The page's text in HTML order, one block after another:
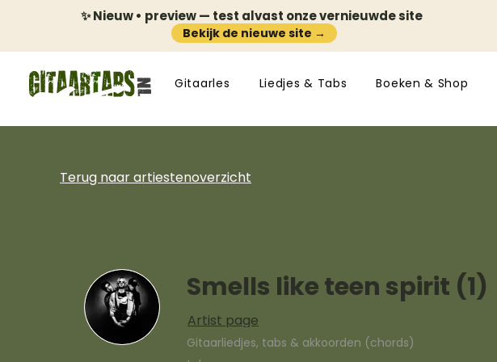
✨ Nieuw • preview — test alvast onze vernieuwde site
Bekijk de nieuwe site →
Gitaarles Liedjes & Tabs Boeken & Shop
Terug naar artiestenoverzicht
Smells like teen spirit (1)
Artist page
Gitaarliedjes, tabs & akkoorden (chords)